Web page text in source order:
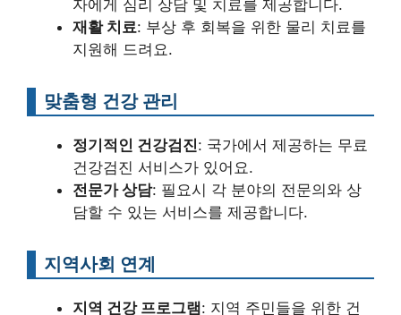
자에게 심리 상담 및 치료를 제공합니다.
재활 치료: 부상 후 회복을 위한 물리 치료를
지원해 드려요.
맞춤형 건강 관리
정기적인 건강검진: 국가에서 제공하는 무료
건강검진 서비스가 있어요.
전문가 상담: 필요시 각 분야의 전문의와 상
담할 수 있는 서비스를 제공합니다.
지역사회 연계
지역 건강 프로그램: 지역 주민들을 위한 건